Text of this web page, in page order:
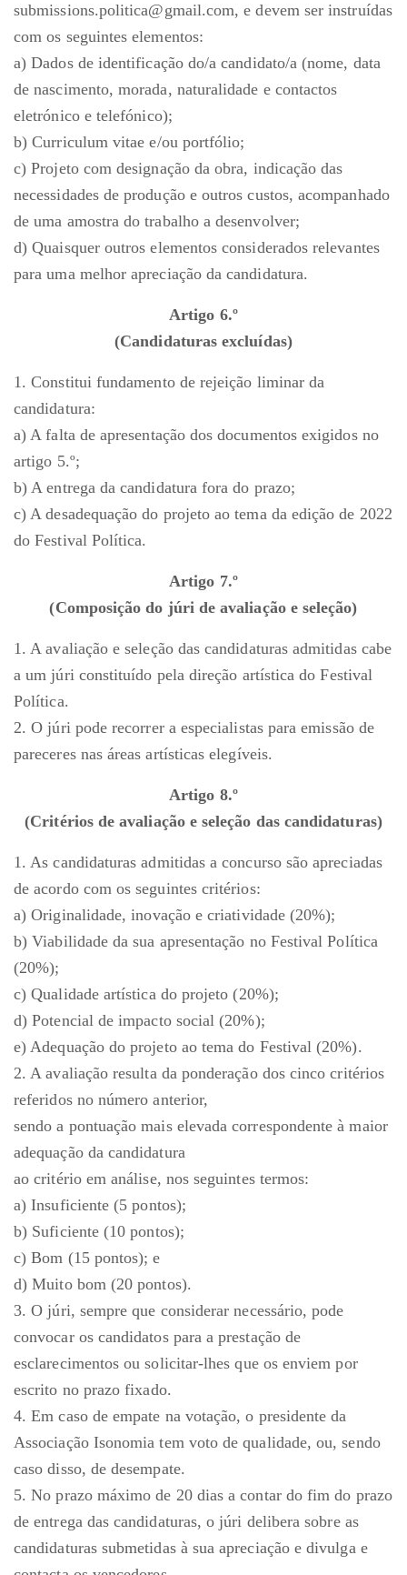
submissions.politica@gmail.com, e devem ser instruídas
com os seguintes elementos:
a) Dados de identificação do/a candidato/a (nome, data
de nascimento, morada, naturalidade e contactos
eletrónico e telefónico);
b) Curriculum vitae e/ou portfólio;
c) Projeto com designação da obra, indicação das
necessidades de produção e outros custos, acompanhado
de uma amostra do trabalho a desenvolver;
d) Quaisquer outros elementos considerados relevantes
para uma melhor apreciação da candidatura.
Artigo 6.º
(Candidaturas excluídas)
1. Constitui fundamento de rejeição liminar da
candidatura:
a) A falta de apresentação dos documentos exigidos no
artigo 5.º;
b) A entrega da candidatura fora do prazo;
c) A desadequação do projeto ao tema da edição de 2022
do Festival Política.
Artigo 7.º
(Composição do júri de avaliação e seleção)
1. A avaliação e seleção das candidaturas admitidas cabe
a um júri constituído pela direção artística do Festival
Política.
2. O júri pode recorrer a especialistas para emissão de
pareceres nas áreas artísticas elegíveis.
Artigo 8.º
(Critérios de avaliação e seleção das candidaturas)
1. As candidaturas admitidas a concurso são apreciadas
de acordo com os seguintes critérios:
a) Originalidade, inovação e criatividade (20%);
b) Viabilidade da sua apresentação no Festival Política
(20%);
c) Qualidade artística do projeto (20%);
d) Potencial de impacto social (20%);
e) Adequação do projeto ao tema do Festival (20%).
2. A avaliação resulta da ponderação dos cinco critérios
referidos no número anterior,
sendo a pontuação mais elevada correspondente à maior
adequação da candidatura
ao critério em análise, nos seguintes termos:
a) Insuficiente (5 pontos);
b) Suficiente (10 pontos);
c) Bom (15 pontos); e
d) Muito bom (20 pontos).
3. O júri, sempre que considerar necessário, pode
convocar os candidatos para a prestação de
esclarecimentos ou solicitar-lhes que os enviem por
escrito no prazo fixado.
4. Em caso de empate na votação, o presidente da
Associação Isonomia tem voto de qualidade, ou, sendo
caso disso, de desempate.
5. No prazo máximo de 20 dias a contar do fim do prazo
de entrega das candidaturas, o júri delibera sobre as
candidaturas submetidas à sua apreciação e divulga e